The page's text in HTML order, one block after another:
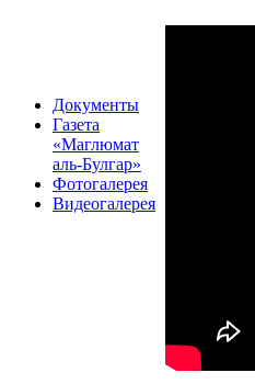
Документы
Газета
«Маглюмат
аль-Булгар»
Фотогалерея
Видеогалерея